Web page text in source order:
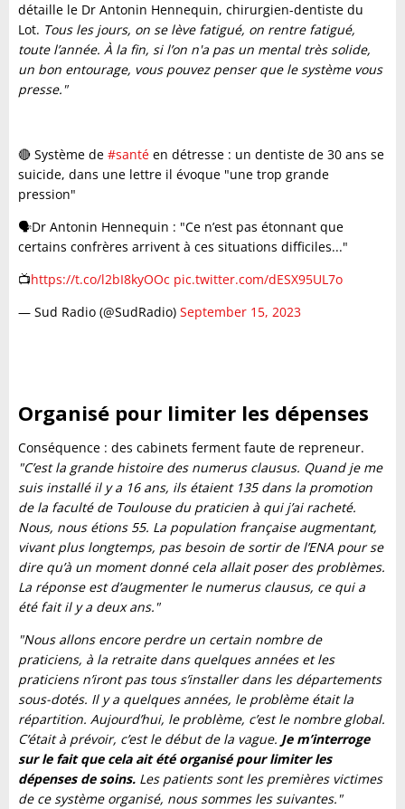
détaille le Dr Antonin Hennequin, chirurgien-dentiste du
Lot. Tous les jours, on se lève fatigué, on rentre fatigué,
toute l’année. À la fin, si l’on n'a pas un mental très solide,
un bon entourage, vous pouvez penser que le système vous
presse."
🔴 Système de #santé en détresse : un dentiste de 30 ans se
suicide, dans une lettre il évoque "une trop grande
pression"
🗣️Dr Antonin Hennequin : "Ce n’est pas étonnant que
certains confrères arrivent à ces situations difficiles..."
📺https://t.co/l2bI8kyOOc pic.twitter.com/dESX95UL7o
— Sud Radio (@SudRadio) September 15, 2023
Organisé pour limiter les dépenses
Conséquence : des cabinets ferment faute de repreneur.
"C’est la grande histoire des numerus clausus. Quand je me
suis installé il y a 16 ans, ils étaient 135 dans la promotion
de la faculté de Toulouse du praticien à qui j’ai racheté.
Nous, nous étions 55. La population française augmentant,
vivant plus longtemps, pas besoin de sortir de l’ENA pour se
dire qu’à un moment donné cela allait poser des problèmes.
La réponse est d’augmenter le numerus clausus, ce qui a
été fait il y a deux ans."
"Nous allons encore perdre un certain nombre de
praticiens, à la retraite dans quelques années et les
praticiens n’iront pas tous s’installer dans les départements
sous-dotés. Il y a quelques années, le problème était la
répartition. Aujourd’hui, le problème, c’est le nombre global.
C’était à prévoir, c’est le début de la vague. Je m’interroge
sur le fait que cela ait été organisé pour limiter les
dépenses de soins. Les patients sont les premières victimes
de ce système organisé, nous sommes les suivantes."